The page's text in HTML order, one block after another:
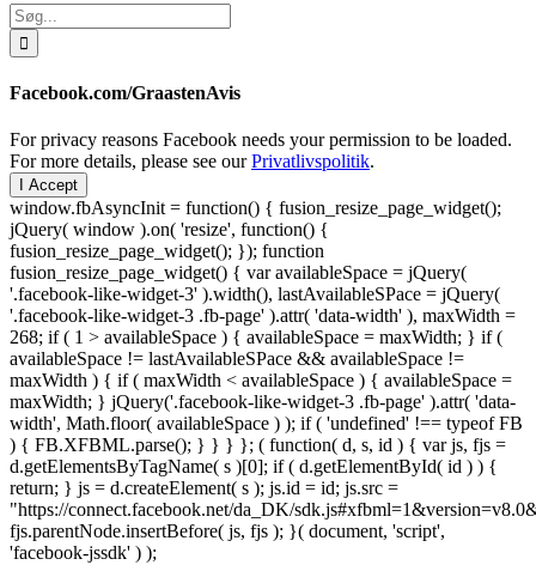
Søg
efter:
Facebook.com/GraastenAvis
For privacy reasons Facebook needs your permission to be loaded.
For more details, please see ourPrivatlivspolitik.
I Accept
window.fbAsyncInit = function() { fusion_resize_page_widget();
jQuery( window ).on( 'resize', function() {
fusion_resize_page_widget(); }); function
fusion_resize_page_widget() { var availableSpace = jQuery(
'.facebook-like-widget-3' ).width(), lastAvailableSPace = jQuery(
'.facebook-like-widget-3 .fb-page' ).attr( 'data-width' ), maxWidth =
268; if ( 1 > availableSpace ) { availableSpace = maxWidth; } if (
availableSpace != lastAvailableSPace && availableSpace !=
maxWidth ) { if ( maxWidth < availableSpace ) { availableSpace =
maxWidth; } jQuery('.facebook-like-widget-3 .fb-page' ).attr( 'data-
width', Math.floor( availableSpace ) ); if ( 'undefined' !== typeof FB
) { FB.XFBML.parse(); } } } }; ( function( d, s, id ) { var js, fjs =
d.getElementsByTagName( s )[0]; if ( d.getElementById( id ) ) {
return; } js = d.createElement( s ); js.id = id; js.src =
"https://connect.facebook.net/da_DK/
fjs.parentNode.insertBefore( js, fjs ); }( document, 'script',
'facebook-jssdk' ) );